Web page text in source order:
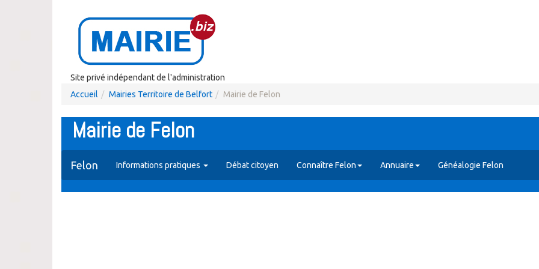
Site privé indépendant de l'administration
Accueil
Mairies Territoire de Belfort Mairie de Felon
Mairie de Felon
Felon Informations pratiques Débat citoyen Connaître Felon Annuaire Généalogie Felon